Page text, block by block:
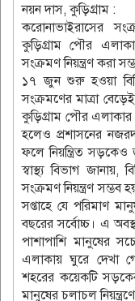
নয়ন দাস, কুড়িগ্রাম :
করোনাভাইরাসের
কুড়িগ্রাম পৌর
সংক্রমণ নিয়ন্ত্রণ করা
১৭ জুন শুরু হওয়া
সংক্রমণের মাত্রা
কুড়িগ্রাম পৌর এলাকার
হলেও প্রশাসনের
ফলে নিয়ন্ত্রিত সড়কেও
স্বাস্থ্য বিভাগ
সংক্রমণ নিয়ন্ত্রণ
সপ্তাহে যে পরিমাণ
বছরের সর্বোচ্চ। এ
পাশাপাশি মানুষের
এলাকায় ঘুরে দেখা
শহরের কয়েকটি
মানুষের চলাচল